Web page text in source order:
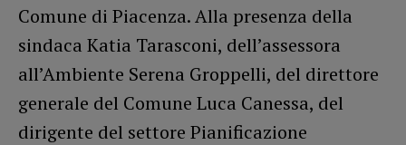
Comune di Piacenza. Alla presenza della
sindaca Katia Tarasconi, dell’assessora
all’Ambiente Serena Groppelli, del direttore
generale del Comune Luca Canessa, del
dirigente del settore Pianificazione